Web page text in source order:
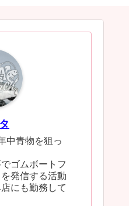
中青物を狙っ
ゴムボートフ
発信する活動
にも勤務して